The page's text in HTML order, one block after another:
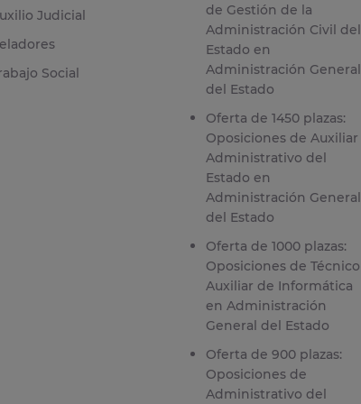
Judicial
Social
de Gestión de la
Administración Civil del
Estado en
Administración General
del Estado
Oferta de 1450 plazas:
Oposiciones de Auxiliar
Administrativo del
Estado en
Administración General
del Estado
Oferta de 1000 plazas:
Oposiciones de Técnico
Auxiliar de Informática
en Administración
General del Estado
Oferta de 900 plazas:
Oposiciones de
Administrativo del